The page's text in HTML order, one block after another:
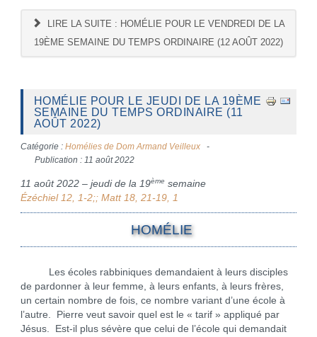
LIRE LA SUITE : HOMÉLIE POUR LE VENDREDI DE LA
19ÈME SEMAINE DU TEMPS ORDINAIRE (12 AOÛT 2022)
HOMÉLIE POUR LE JEUDI DE LA 19ÈME
SEMAINE DU TEMPS ORDINAIRE (11
AOÛT 2022)
Catégorie : Homélies de Dom Armand Veilleux
Publication : 11 août 2022
11 août 2022 – jeudi de la 19ème semaine
Ézéchiel 12, 1-2;; Matt 18, 21-19, 1
HOMÉLIE
Les écoles rabbiniques demandaient à leurs disciples
de pardonner à leur femme, à leurs enfants, à leurs frères,
un certain nombre de fois, ce nombre variant d’une école à
l’autre. Pierre veut savoir quel est le « tarif » appliqué par
Jésus. Est-il plus sévère que celui de l’école qui demandait